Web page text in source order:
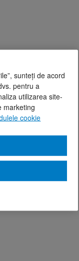
sunteți de acord
pentru a
utilizarea site-
marketing
cookie